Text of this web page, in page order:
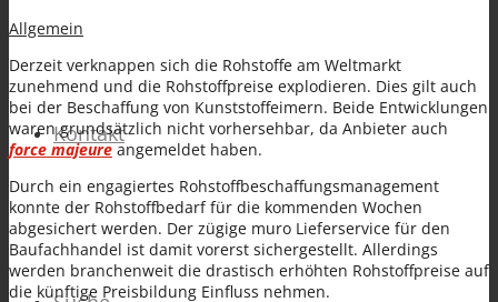
Kontakt
Allgemein
Derzeit verknappen sich die Rohstoffe am Weltmarkt
zunehmend und die Rohstoffpreise explodieren. Dies gilt auch
bei der Beschaffung von Kunststoffeimern. Beide Entwicklungen
waren grundsätzlich nicht vorhersehbar, da Anbieter auch
force majeureangemeldet haben.
Durch ein engagiertes Rohstoffbeschaffungsmanagement
konnte der Rohstoffbedarf für die kommenden Wochen
abgesichert werden. Der zügige muro Lieferservice für den
Baufachhandel ist damit vorerst sichergestellt. Allerdings
werden branchenweit die drastisch erhöhten Rohstoffpreise auf
die künftige Preisbildung Einfluss nehmen.